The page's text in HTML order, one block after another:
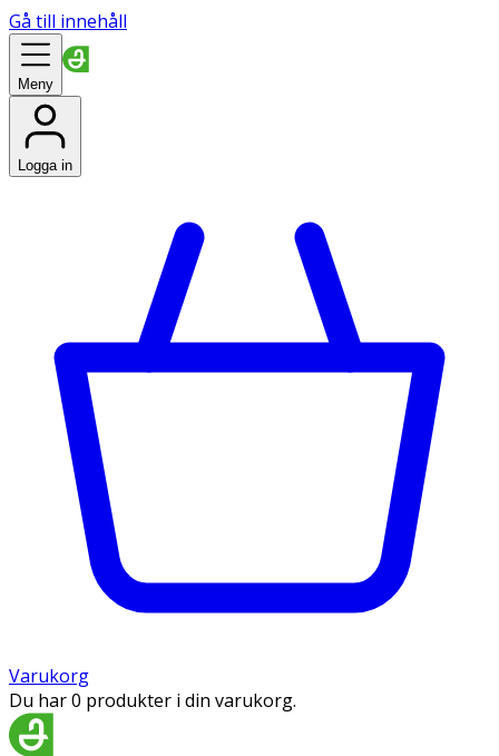
Gå till innehåll
Meny
Logga in
Varukorg
Du har 0 produkter i din varukorg.